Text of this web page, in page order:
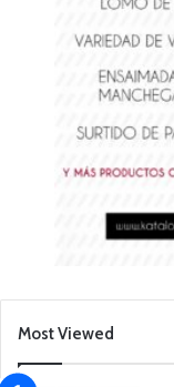
Most Viewed